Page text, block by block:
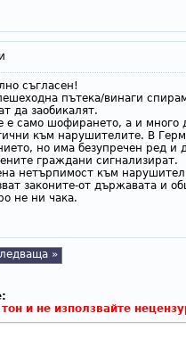
съгласен!
пътека/винаги
да заобикалят.
е само шофирането, а и много
към нарушителите. В
но има безупречен ред
граждани сигнализират.
нетърпимост към
законите-от държавата и
не ни чака.
»
и не използвайте